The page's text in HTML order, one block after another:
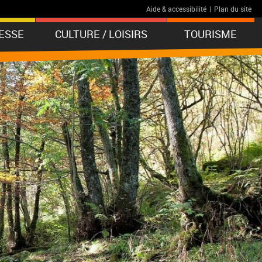
Aide & accessibilité | Plan du site
CULTURE / LOISIRS TOURISME